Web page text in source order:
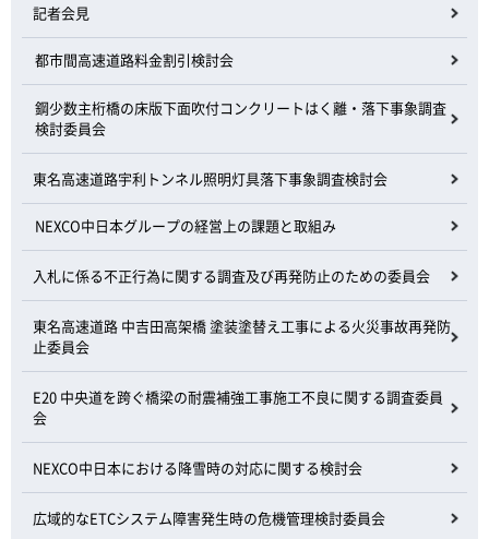
記者会見
都市間高速道路料金割引検討会
鋼少数主桁橋の床版下面吹付コンクリートはく離・落下事象調査
検討委員会
東名高速道路宇利トンネル照明灯具落下事象調査検討会
NEXCO中日本グループの経営上の課題と取組み
入札に係る不正行為に関する調査及び再発防止のための委員会
東名高速道路 中吉田高架橋 塗装塗替え工事による火災事故再発防
止委員会
E20 中央道を跨ぐ橋梁の耐震補強工事施工不良に関する調査委員
会
NEXCO中日本における降雪時の対応に関する検討会
広域的なETCシステム障害発生時の危機管理検討委員会